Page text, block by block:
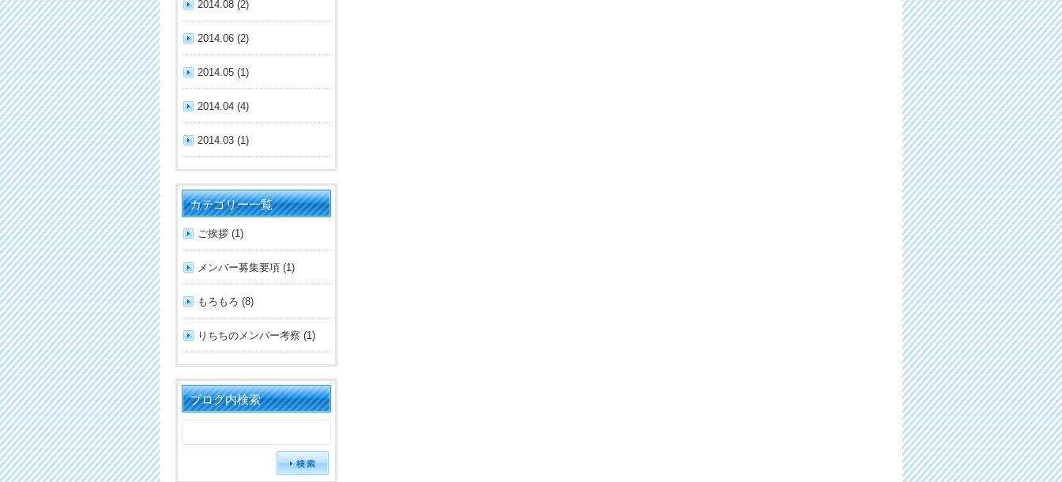
2014.08 (2)
2014.06 (2)
2014.05 (1)
2014.04 (4)
2014.03 (1)
カテゴリー一覧
ご挨拶 (1)
メンバー募集要項 (1)
もろもろ (8)
りちちのメンバー考察 (1)
ブログ内検索